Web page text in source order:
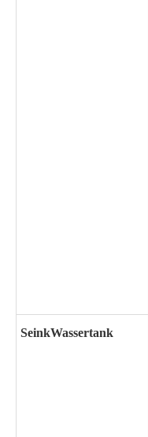
SeinkWassertank